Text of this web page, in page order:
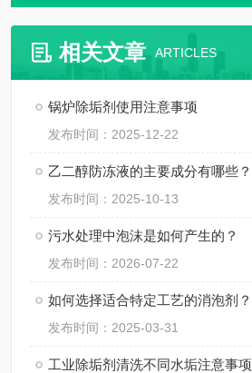
相关文章 ARTICLES
锅炉除垢剂使用注意事项
发布时间：2025-12-22
乙二醇防冻液的主要成分有哪些？
发布时间：2025-10-13
污水处理中泡沫是如何产生的？
发布时间：2026-07-22
如何选择适合特定工艺的消泡剂？
发布时间：2025-03-31
工业除垢剂清洗不同水垢注意事项